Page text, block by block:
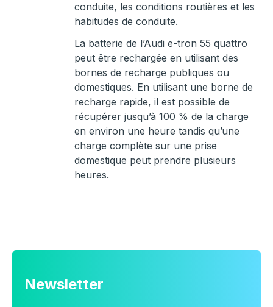
conduite, les conditions routières et les
habitudes de conduite.
La batterie de l’Audi e-tron 55 quattro
peut être rechargée en utilisant des
bornes de recharge publiques ou
domestiques. En utilisant une borne de
recharge rapide, il est possible de
récupérer jusqu’à 100 % de la charge
en environ une heure tandis qu’une
charge complète sur une prise
domestique peut prendre plusieurs
heures.
Newsletter